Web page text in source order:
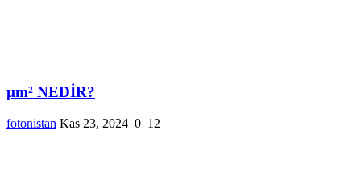
µm² NEDİR?
fotonistan Kas 23, 2024 0 12